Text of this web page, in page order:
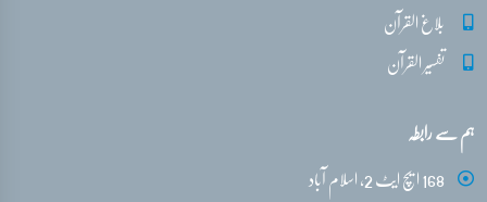
بلاغ القرآن
تفسیر القرآن
ہم سے رابطہ
168 ایچ ایٹ 2، اسلام آباد